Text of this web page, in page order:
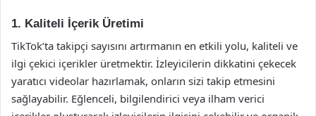
1. Kaliteli İçerik Üretimi
TikTok’ta takipçi sayısını artırmanın en etkili yolu, kaliteli ve
ilgi çekici içerikler üretmektir. İzleyicilerin dikkatini çekecek
yaratıcı videolar hazırlamak, onların sizi takip etmesini
sağlayabilir. Eğlenceli, bilgilendirici veya ilham verici